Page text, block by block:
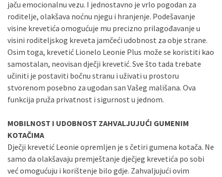
jaču emocionalnu vezu. I jednostavno je vrlo pogodan za
roditelje, olakšava noćnu njegu i hranjenje. Podešavanje
visine krevetića omogućuje mu precizno prilagođavanje u
visini roditeljskog kreveta jamčeći udobnost za obje strane.
Osim toga, krevetić Lionelo Leonie Plus može se koristiti kao
samostalan, neovisan dječji krevetić. Sve što tada trebate
učiniti je postaviti bočnu stranu i uživati u prostoru
stvorenom posebno za ugodan san Vašeg mališana. Ova
funkcija pruža privatnost i sigurnost u jednom.
MOBILNOST I UDOBNOST ZAHVALJUJUĆI GUMENIM
KOTAČIMA
Dječji krevetić Leonie opremljen je s četiri gumena kotača. Ne
samo da olakšavaju premještanje dječjeg krevetića po sobi
već omogućuju i korištenje bilo gdje. Zahvaljujući ovim